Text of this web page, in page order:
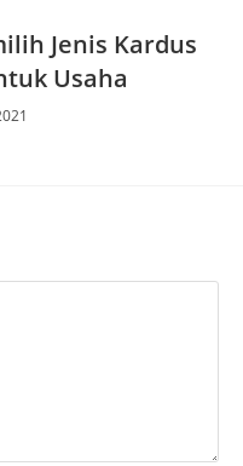
Jenis Kardus
Usaha